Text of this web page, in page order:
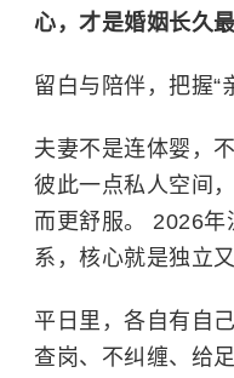
心，才是婚姻长久
留白与陪伴，把握“
夫妻不是连体婴，
彼此一点私人空间
而更舒服。 2026年
系，核心就是独立又
平日里，各自有自
查岗、不纠缠、给